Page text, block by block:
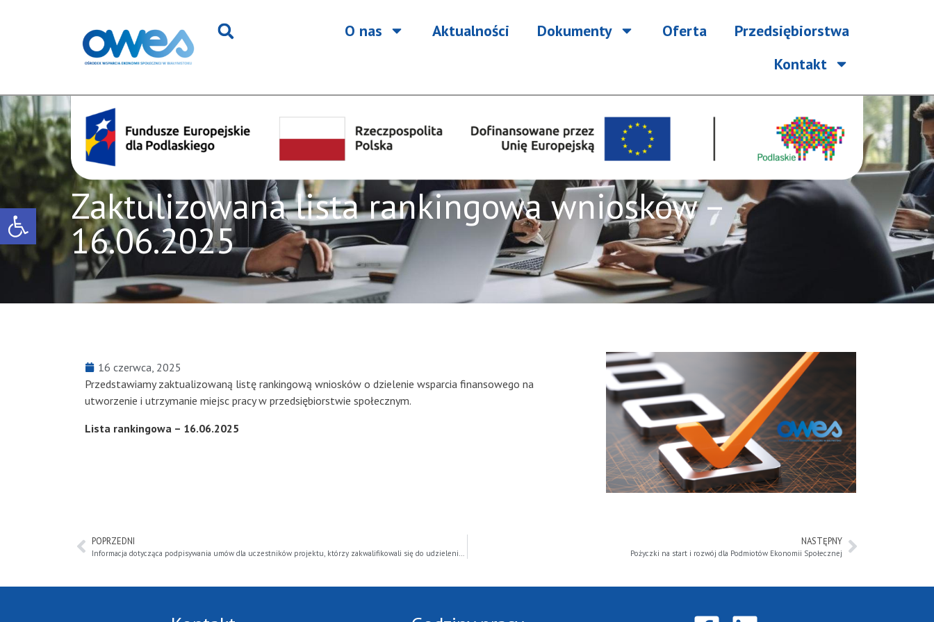
Otwórz pasek narzędzi
O nas Aktualności Dokumenty Oferta
Przedsiębiorstwa
Kontakt
Zaktulizowana lista rankingowa wniosków –
16.06.2025
16 czerwca, 2025
Przedstawiamy zaktualizowaną listę rankingową wniosków o dzielenie wsparcia finansowego na
utworzenie i utrzymanie miejsc pracy w przedsiębiorstwie społecznym.
Lista rankingowa – 16.06.2025
POPRZEDNI
Informacja dotycząca podpisywania umów dla uczestników projektu, którzy zakwalifikowali się do udzielenia wsparcia
NASTĘPNY
Pożyczki na start i rozwój dla Podmiotów Ekonomii Społecznej